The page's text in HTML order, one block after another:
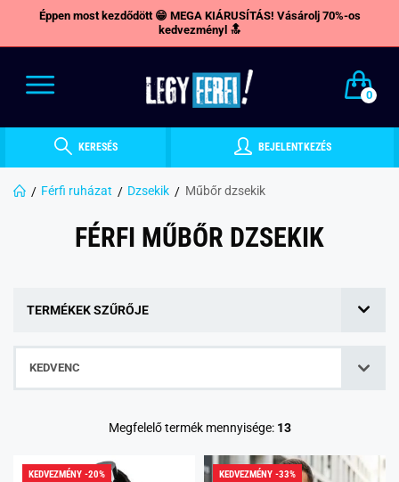
Éppen most kezdődött 😁 MEGA KIÁRUSÍTÁS! Vásárolj 70%-os
kedvezményl 🔝
0
KERESÉS BEJELENTKEZÉS
Férfi ruházat Dzsekik Műbőr dzsekik
FÉRFI MŰBŐR DZSEKIK
TERMÉKEK SZŰRŐJE
KEDVENC
Megfelelő termék mennyisége: 13
KEDVEZMÉNY -20%
KEDVEZMÉNY -33%